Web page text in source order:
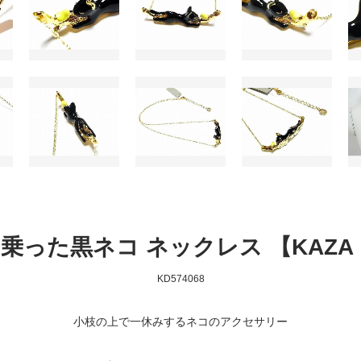
った黒ネコ ネックレス 【KAZA
KD574068
小枝の上で一休みするネコのアクセサリー